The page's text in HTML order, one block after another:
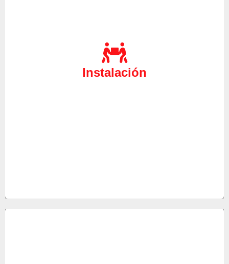
Instalación
Al adquirir un equipo nuevo puede contactar con
nuestro Servicio Técnico Écija para realizar su
instalación, deje sus equipos en manos de los